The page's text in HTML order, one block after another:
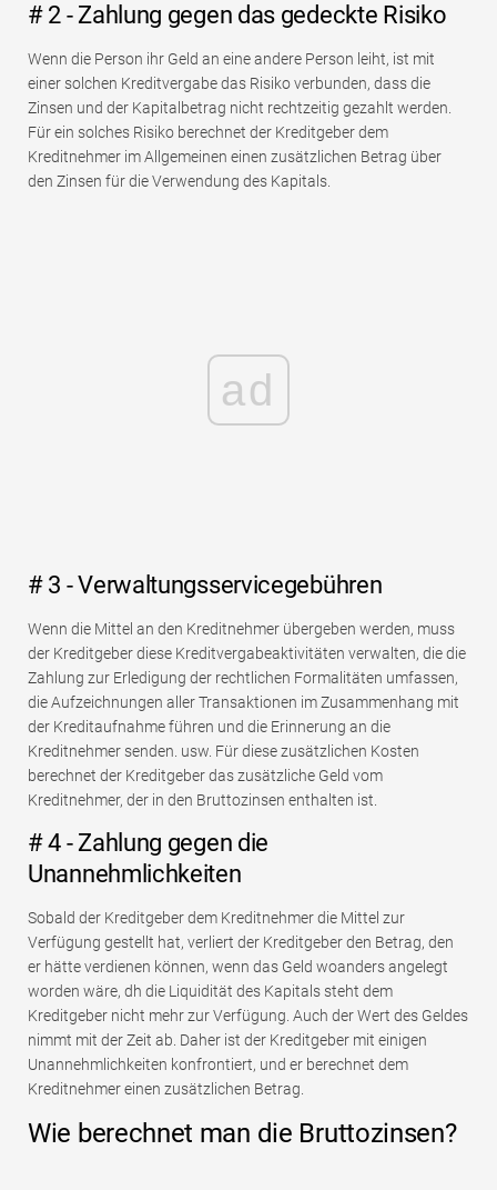
# 2 - Zahlung gegen das gedeckte Risiko
Wenn die Person ihr Geld an eine andere Person leiht, ist mit
einer solchen Kreditvergabe das Risiko verbunden, dass die
Zinsen und der Kapitalbetrag nicht rechtzeitig gezahlt werden.
Für ein solches Risiko berechnet der Kreditgeber dem
Kreditnehmer im Allgemeinen einen zusätzlichen Betrag über
den Zinsen für die Verwendung des Kapitals.
ad
# 3 - Verwaltungsservicegebühren
Wenn die Mittel an den Kreditnehmer übergeben werden, muss
der Kreditgeber diese Kreditvergabeaktivitäten verwalten, die die
Zahlung zur Erledigung der rechtlichen Formalitäten umfassen,
die Aufzeichnungen aller Transaktionen im Zusammenhang mit
der Kreditaufnahme führen und die Erinnerung an die
Kreditnehmer senden. usw. Für diese zusätzlichen Kosten
berechnet der Kreditgeber das zusätzliche Geld vom
Kreditnehmer, der in den Bruttozinsen enthalten ist.
# 4 - Zahlung gegen die
Unannehmlichkeiten
Sobald der Kreditgeber dem Kreditnehmer die Mittel zur
Verfügung gestellt hat, verliert der Kreditgeber den Betrag, den
er hätte verdienen können, wenn das Geld woanders angelegt
worden wäre, dh die Liquidität des Kapitals steht dem
Kreditgeber nicht mehr zur Verfügung. Auch der Wert des Geldes
nimmt mit der Zeit ab. Daher ist der Kreditgeber mit einigen
Unannehmlichkeiten konfrontiert, und er berechnet dem
Kreditnehmer einen zusätzlichen Betrag.
Wie berechnet man die Bruttozinsen?